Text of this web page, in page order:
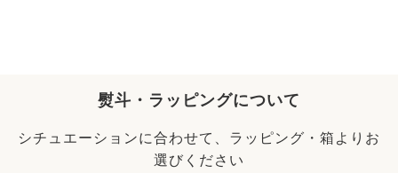
熨斗・ラッピングについて
シチュエーションに合わせて、ラッピング・箱よりお
選びください